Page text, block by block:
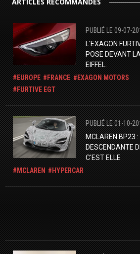
PUBLIÉ LE 09-07-
L'EXAGON
POSE DEVANT
EIFFEL.
EUROPE
FRANCE
EXAGON MOTORS
FURTIVE EGT
PUBLIÉ LE 01-10-
MCLAREN BP23
DESCENDANTE
C'EST ELLE
MCLAREN
HYPERCAR